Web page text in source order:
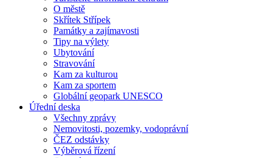
O městě
Skřítek Střípek
Památky a zajímavosti
Tipy na výlety
Ubytování
Stravování
Kam za kulturou
Kam za sportem
Globální geopark UNESCO
Úřední deska
Všechny zprávy
Nemovitosti, pozemky, vodoprávní
ČEZ odstávky
Výběrová řízení